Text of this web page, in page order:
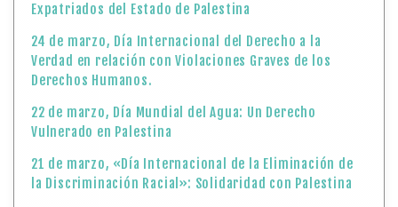
Expatriados del Estado de Palestina
24 de marzo, Día Internacional del Derecho a la
Verdad en relación con Violaciones Graves de los
Derechos Humanos.
22 de marzo, Día Mundial del Agua: Un Derecho
Vulnerado en Palestina
21 de marzo, «Día Internacional de la Eliminación de
la Discriminación Racial»: Solidaridad con Palestina